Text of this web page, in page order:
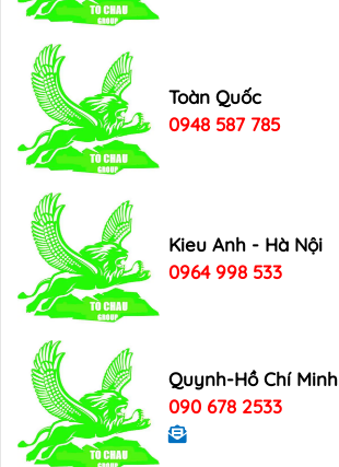
Toàn Quốc
0948 587 785
Kieu Anh - Hà Nội
0964 998 533
Quynh-Hồ Chí Minh
090 678 2533